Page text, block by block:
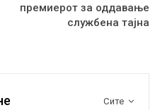
премиерот за оддавање
службена тајна
Сите